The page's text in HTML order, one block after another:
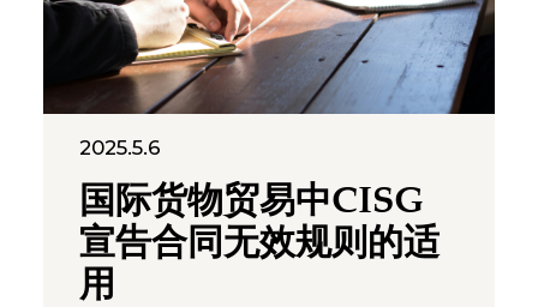
2025.5.6
国际货物贸易中CISG
宣告合同无效规则的适
用